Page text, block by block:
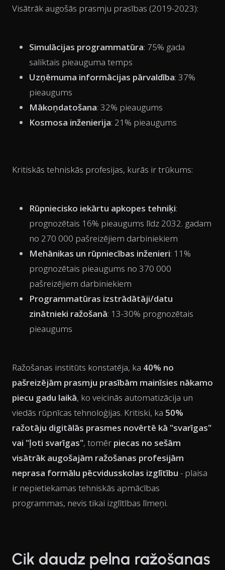
Visātrāk augošās prasmju prasības (2019-2023):
Simulācijas programmatūra: 75% gada
saliktais pieauguma temps
Uzņēmuma informācijas pārvaldība: 37%
pieaugums
Mākoņdatošana: 32% pieaugums
Kosmosa inženierija: 21% pieaugums
Kritiskās tehniskās profesijas, kurās ir trūkums:
Rūpniecisko iekārtu apkopes tehniķi:
prognozētais 16% pieaugums līdz 2032. gadam
no 270 000 pašreizējiem darbiniekiem
Mehānikas un rūpniecības inženieri: 11%
prognozētais pieaugums no 370 000
pašreizējiem darbiniekiem
Programmatūras izstrādātāji/datu
zinātnieki ražošanā: 13-30% prognozētais
pieaugums
Ražošanas institūts konstatēja, ka 40% no
pašreizējām prasmju prasībām mainīsies nākamo
piecu gadu laikā, ko veicinās automatizācija un
viedās rūpnīcas tehnoloģijas. Kritiski, ka 50%
ražotāju digitālās prasmes novērtē kā "svarīgas"
vai "ļoti svarīgas", tomēr piecas no sešām
visātrāk augošajām ražošanas profesijām
neprasa formālu pēcvidusskolas izglītību - plaisa
ir nepietiekamas tehniskās apmācības
programmas, nevis tikai izglītības līmeņi.
Cik daudz pelna ražošanas